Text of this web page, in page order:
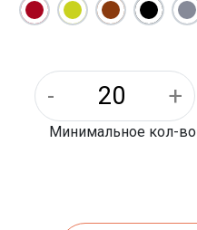
Назначение:
Вес 1 паллета:
Минимальное кол-во